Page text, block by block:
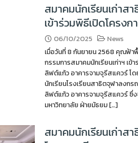
สมาคมนักเรียนเก่าส
เข้าร่วมพิธีเปิดโครง
06/10/2025 News
เมื่อวันที่ 8 กันยายน 2568 คุณฟ้า
กรรมการสมาคมนักเรียนเก่าฯ เ
ลิฟต์แก้ว อาคารจามจุรีสแควร์ โ
นักเรียนโรงเรียนสาธิตจุฬาลงก
ลิฟต์แก้ว อาคารจามจุรีสแควร์ ซึ่
มหาวิทยาลัย ฝ่ายมัธยม […]
สมาคมนักเรียนเก่าส